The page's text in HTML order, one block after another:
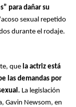
para dañar su
sexual repetido
durante el rodaje.
que la actriz está
las demandas por
La legislación
Gavin Newsom, en